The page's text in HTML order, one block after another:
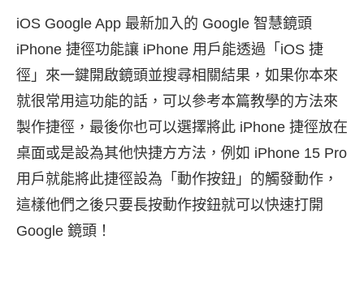
iOS Google App 最新加入的 Google 智慧鏡頭
iPhone 捷徑功能讓 iPhone 用戶能透過「iOS 捷
徑」來一鍵開啟鏡頭並搜尋相關結果，如果你本來
就很常用這功能的話，可以參考本篇教學的方法來
製作捷徑，最後你也可以選擇將此 iPhone 捷徑放在
桌面或是設為其他快捷方方法，例如 iPhone 15 Pro
用戶就能將此捷徑設為「動作按鈕」的觸發動作，
這樣他們之後只要長按動作按鈕就可以快速打開
Google 鏡頭！